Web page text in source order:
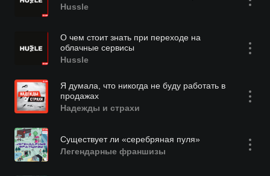
Hussle
О чем стоит знать при переходе на
облачные сервисы
Hussle
Я думала, что никогда не буду работать в
продажах
Надежды и страхи
Существует ли «серебряная пуля»
Легендарные франшизы